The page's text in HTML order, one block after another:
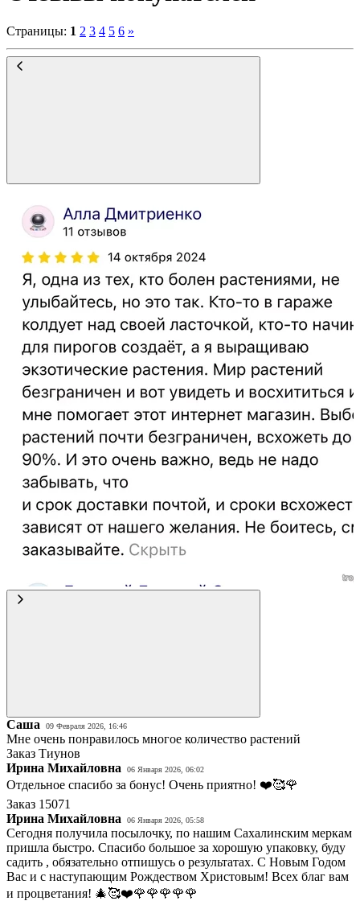
Страницы: 1 2 3 4 5 6 »
Саша 09 Февраля 2026, 16:46
Мне очень понравилось многое количество растений
Заказ Тиунов
Ирина Михайловна
06 Января 2026, 06:02
Отдельное спасибо за бонус! Очень приятно! ❤️🥰🌹
Заказ 15071
Ирина Михайловна
06 Января 2026, 05:58
Сегодня получила посылочку, по нашим Сахалинским меркам
пришла быстро. Спасибо большое за хорошую упаковку, буду
садить , обязательно отпишусь о результатах. С Новым Годом
Вас и с наступающим Рождеством Христовым! Всех благ вам
и процветания! 🎄🥰❤️🌹🌹🌹🌹🌹